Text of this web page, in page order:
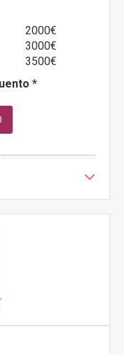
2000€
3000€
3500€
*